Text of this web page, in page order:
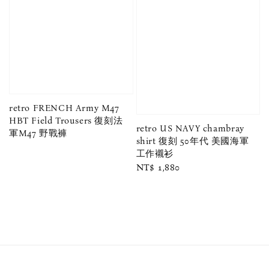
retro FRENCH Army M47
HBT Field Trousers 復刻法
軍M47 野戰褲
retro US NAVY chambray
shirt 復刻 50年代 美國海軍
工作襯衫
Regular
NT$ 1,880